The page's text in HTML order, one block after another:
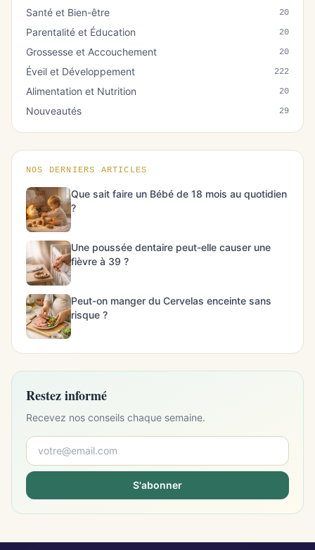
Santé et Bien-être 20
Parentalité et Éducation 20
Grossesse et Accouchement 20
Éveil et Développement 222
Alimentation et Nutrition 20
Nouveautés 29
NOS DERNIERS ARTICLES
Que sait faire un Bébé de 18 mois au quotidien
?
Une poussée dentaire peut-elle causer une
fièvre à 39 ?
Peut-on manger du Cervelas enceinte sans
risque ?
Restez informé
Recevez nos conseils chaque semaine.
S'abonner